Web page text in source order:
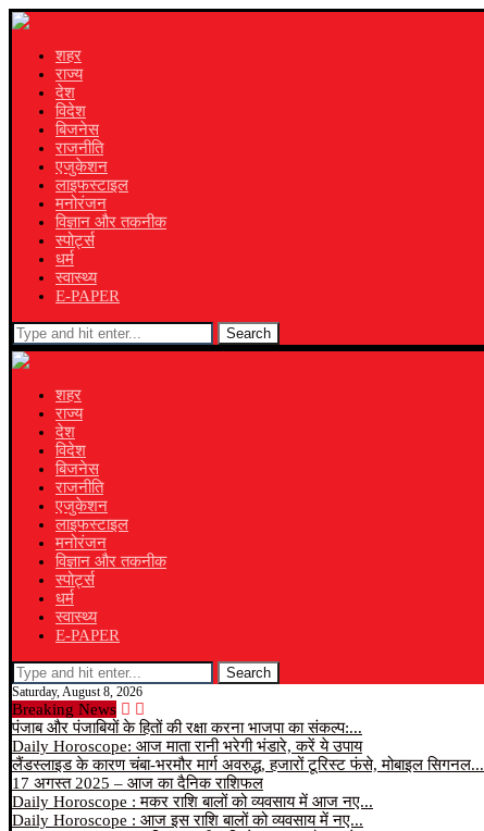
शहर
राज्य
देश
विदेश
बिजनेस
राजनीति
एजुकेशन
लाइफस्टाइल
मनोरंजन
विज्ञान और तकनीक
स्पोर्ट्स
धर्म
स्वास्थ्य
E-PAPER
Search
शहर
राज्य
देश
विदेश
बिजनेस
राजनीति
एजुकेशन
लाइफस्टाइल
मनोरंजन
विज्ञान और तकनीक
स्पोर्ट्स
धर्म
स्वास्थ्य
E-PAPER
Search
Saturday, August 8, 2026
Breaking News
पंजाब और पंजाबियों के हितों की रक्षा करना भाजपा का संकल्प:...
Daily Horoscope: आज माता रानी भरेगी भंडारे, करें ये उपाय
लैंडस्लाइड के कारण चंबा-भरमौर मार्ग अवरुद्ध, हजारों टूरिस्ट फंसे, मोबाइल सिगनल...
17 अगस्त 2025 – आज का दैनिक राशिफल
Daily Horoscope : मकर राशि बालों को व्यवसाय में आज नए...
Daily Horoscope : आज इस राशि बालों को व्यवसाय में नए...